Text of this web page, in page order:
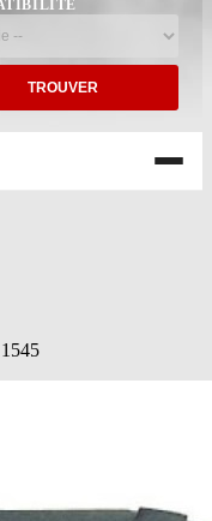
TROUVER